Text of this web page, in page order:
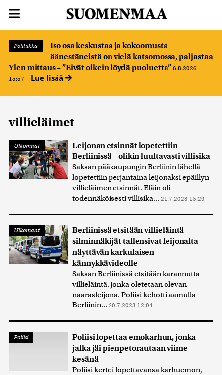
Politiikka
Iso osa keskustaa ja kokoomusta
äänestäneistä on vielä katsomossa, paljastaa
Ylen mittaus – ”Eivät oikein löydä puoluetta” 6.8.2026
15:57
Lue lisää
villieläimet
Ulkomaat
Leijonan etsinnät lopetettiin
Berliinissä – olikin luultavasti villisika
Saksan pääkaupungin Berliinin lähellä
lopetettiin perjantaina leijonaksi epäillyn
villieläimen etsinnät. Eläin oli
todennäköisesti villisika... 21.7.2023 15:29
Ulkomaat
Berliinissä etsitään villieläintä –
silminnäkijät tallensivat leijonalta
näyttävän karkulaisen
kännykkävideolle
Saksan Berliinissä etsitään karannutta
villieläintä, jonka oletetaan olevan
naarasleijona. Poliisi kehotti aamulla
Berliinin... 20.7.2023 12:04
Poliisi
Poliisi lopettaa emokarhun, jonka
jalka jäi pienpetorautaan viime
kesänä
Poliisi kertoi lopettavansa karhuemon,